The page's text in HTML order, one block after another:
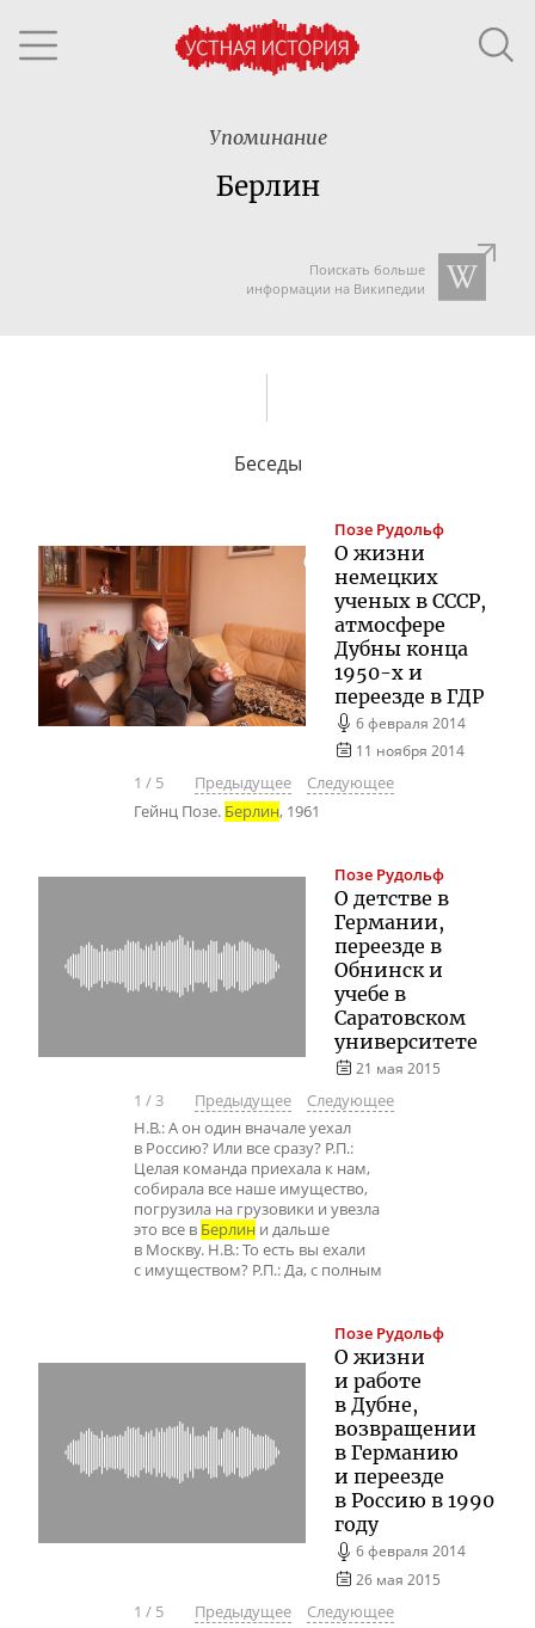
Упоминание
Берлин
Поискать больше
информации на Википедии
Беседы
Позе Рудольф
О жизни
немецких
ученых в СССР,
атмосфере
Дубны конца
1950-х и
переезде в ГДР
6 февраля 2014
11 ноября 2014
1 / 5 Предыдущее
Следующее
Гейнц Позе. Берлин, 1961
Позе Рудольф
О детстве в
Германии,
переезде в
Обнинск и
учебе в
Саратовском
университете
21 мая 2015
1 /3 Предыдущее
Следующее
Н.В.: А он один вначале уехал
в Россию? Или все сразу? Р.П.:
Целая команда приехала к нам,
собирала все наше имущество,
погрузила на грузовики и увезла
это все в Берлин и дальше
в Москву. Н.В.: То есть вы ехали
с имуществом? Р.П.: Да, с полным
Позе Рудольф
О жизни
и работе
в Дубне,
возвращении
в Германию
и переезде
в Россию в 1990
году
6 февраля 2014
26 мая 2015
1 / 5 Предыдущее
Следующее